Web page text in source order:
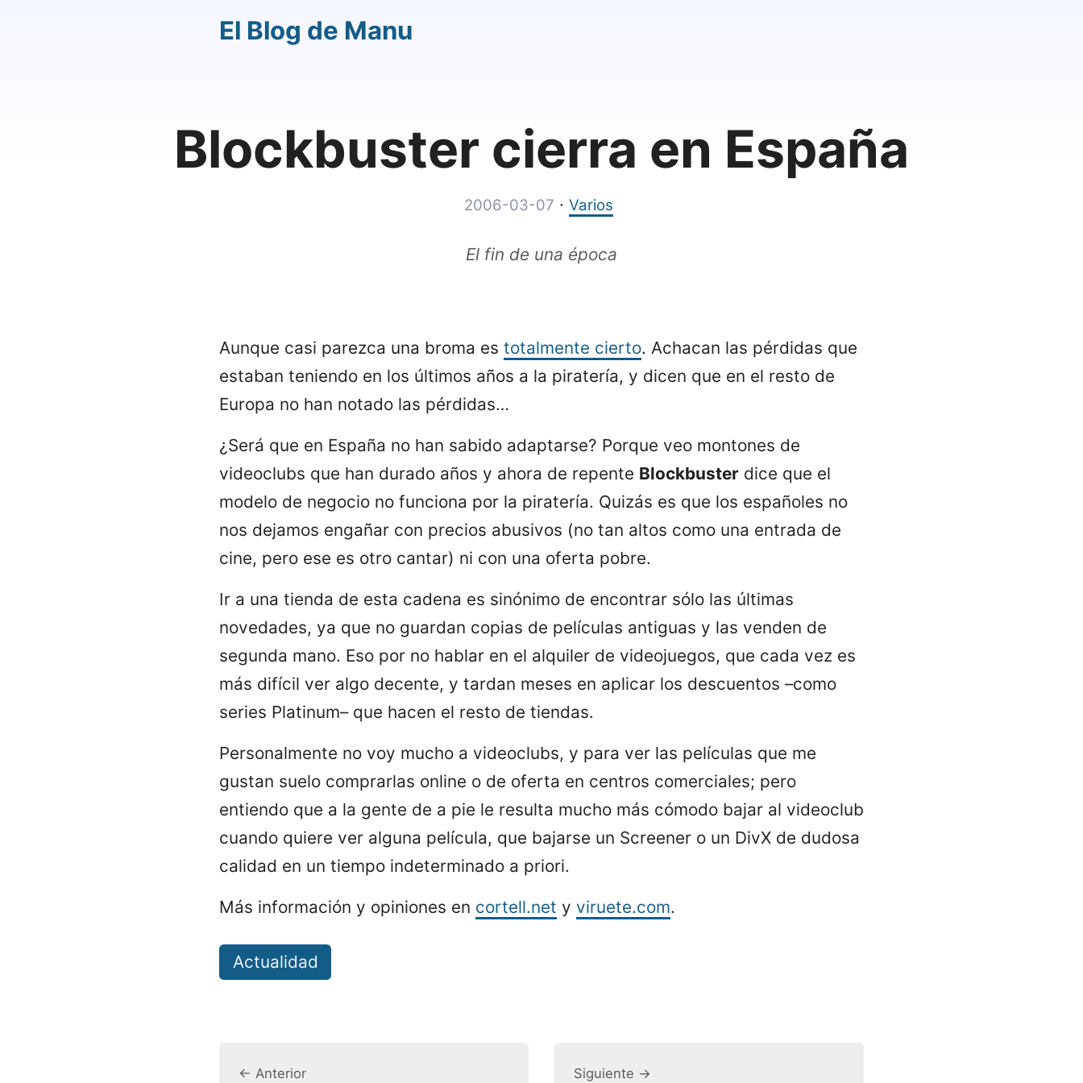
El Blog de Manu
Blockbuster cierra en España
2006-03-07 · Varios
El fin de una época
Aunque casi parezca una broma es totalmente cierto. Achacan las pérdidas que
estaban teniendo en los últimos años a la piratería, y dicen que en el resto de
Europa no han notado las pérdidas…
¿Será que en España no han sabido adaptarse? Porque veo montones de
videoclubs que han durado años y ahora de repente Blockbuster dice que el
modelo de negocio no funciona por la piratería. Quizás es que los españoles no
nos dejamos engañar con precios abusivos (no tan altos como una entrada de
cine, pero ese es otro cantar) ni con una oferta pobre.
Ir a una tienda de esta cadena es sinónimo de encontrar sólo las últimas
novedades, ya que no guardan copias de películas antiguas y las venden de
segunda mano. Eso por no hablar en el alquiler de videojuegos, que cada vez es
más difícil ver algo decente, y tardan meses en aplicar los descuentos –como
series Platinum– que hacen el resto de tiendas.
Personalmente no voy mucho a videoclubs, y para ver las películas que me
gustan suelo comprarlas online o de oferta en centros comerciales; pero
entiendo que a la gente de a pie le resulta mucho más cómodo bajar al videoclub
cuando quiere ver alguna película, que bajarse un Screener o un DivX de dudosa
calidad en un tiempo indeterminado a priori.
Más información y opiniones en cortell.net y viruete.com.
Actualidad
← Anterior Siguiente →